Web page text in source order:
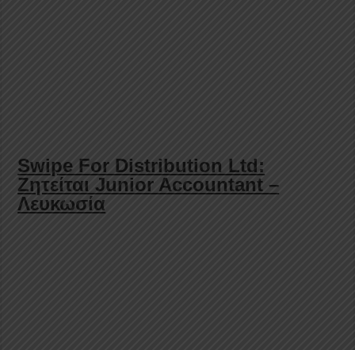
Swipe For Distribution Ltd:
Ζητείται Junior Accountant –
Λευκωσία